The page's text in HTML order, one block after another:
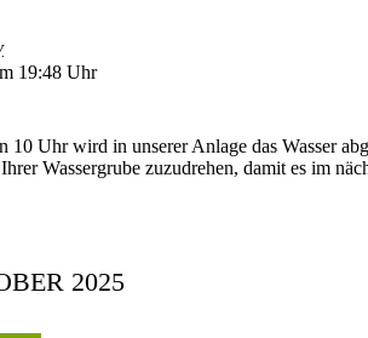
19:48 Uhr
10 Uhr wird in unserer Anlage das Wasser
Wassergrube zuzudrehen, damit es im
2025